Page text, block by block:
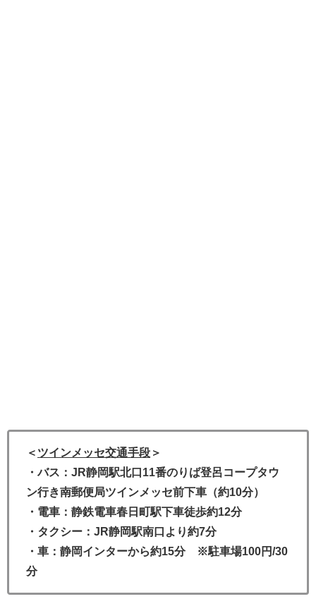
＜ ツインメッセ交通手段 ＞
・バス：JR静岡駅北口11番のりば登呂コープタウ
ン行き南郵便局ツインメッセ前下車（約10分）
・電車：静鉄電車春日町駅下車徒歩約12分
・タクシー：JR静岡駅南口より約7分
・車：静岡インターから約15分
※駐車場100円/30
分